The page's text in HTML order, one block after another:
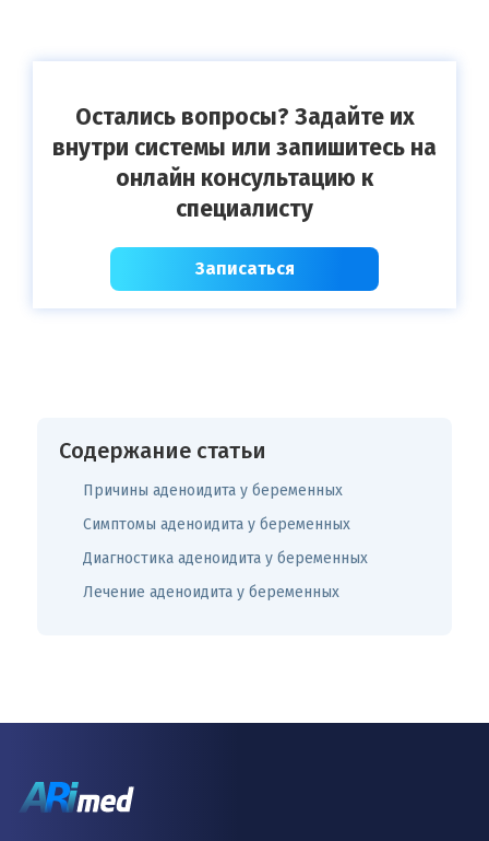
Остались вопросы? Задайте их
внутри системы или запишитесь на
онлайн консультацию к
специалисту
Записаться
Содержание статьи
Причины аденоидита у беременных
Симптомы аденоидита у беременных
Диагностика аденоидита у беременных
Лечение аденоидита у беременных